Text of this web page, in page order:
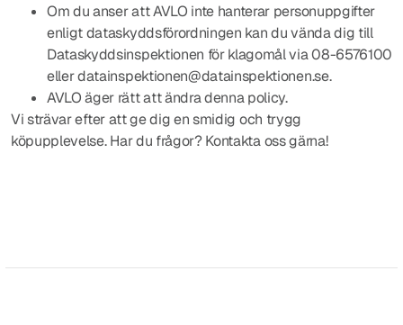
Om du anser att AVLO inte hanterar personuppgifter
enligt dataskyddsförordningen kan du vända dig till
Dataskyddsinspektionen för klagomål via 08-6576100
ellerdatainspektionen@datainspektionen.se.
AVLO äger rätt att ändra denna policy.
Vi strävar efter att ge dig en smidig och trygg
köpupplevelse. Har du frågor? Kontakta oss gärna!